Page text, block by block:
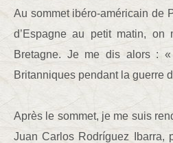
Au sommet ibéro-américain de
d’Espagne au petit matin, on
Bretagne. Je me dis alors :
Britanniques pendant la guerre
Après le sommet, je me suis
Juan Carlos Rodríguez Ibarra,